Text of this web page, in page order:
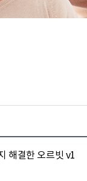
해결한 오르빗 v1